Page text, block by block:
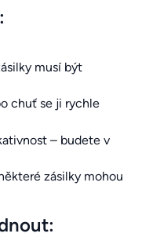
musí být
chuť se ji rychle
– budete v
zásilky mohou